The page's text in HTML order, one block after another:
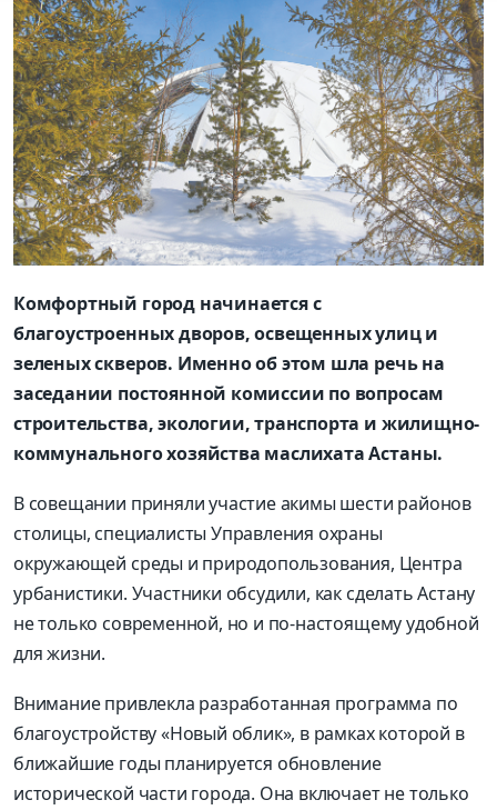
Комфортный город начинается с
благоустроенных дворов, освещенных улиц и
зеленых скверов. Именно об этом шла речь на
заседании постоянной комиссии по вопросам
строительства, экологии, транспорта и жилищно-
коммунального хозяйства маслихата Астаны.
В совещании приняли участие акимы шести районов
столицы, специалисты Управления охраны
окружающей среды и природопользования, Центра
урбанистики. Участники обсудили, как сделать Астану
не только современной, но и по-настоящему удобной
для жизни.
Внимание привлекла разработанная программа по
благоустройству «Новый облик», в рамках которой в
ближайшие годы планируется обновление
исторической части города. Она включает не только